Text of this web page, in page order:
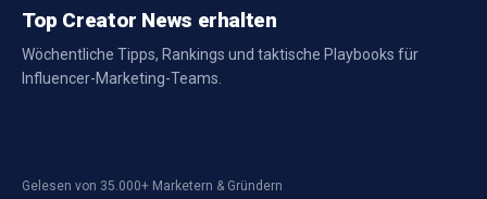
Top Creator News erhalten
Wöchentliche Tipps, Rankings und taktische Playbooks für
Influencer-Marketing-Teams.
Gelesen von 35.000+ Marketern & Gründern